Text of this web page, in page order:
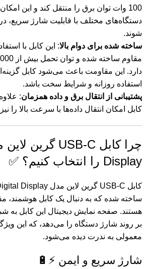
100 وات توان برق را منتقل کند و این
دستگاه‌های مختلف با قابلیت شارژ سریع،
شوند.
ساخته شده برای دوام بالا: این کابل با
دارد. این مقاومت باعث می‌شود کابل
استفاده روزانه و شرایط سخت باشد.
پشتیبانی از انتقال برق و داده همزمان:
کابل امکان انتقال داده‌ها با سرعت بالا را
Display را انتخاب کنیم؟ ✅
ساخته شده که به دنبال یک کابل هوشمند،
هستند. صفحه نمایش دیجیتال این کابل به
بر روند شارژ دستگاه‌ را می‌دهد، که این
معمولی به ندرت دیده می‌شود.
شارژ سریع و ایمن ⚡🔋